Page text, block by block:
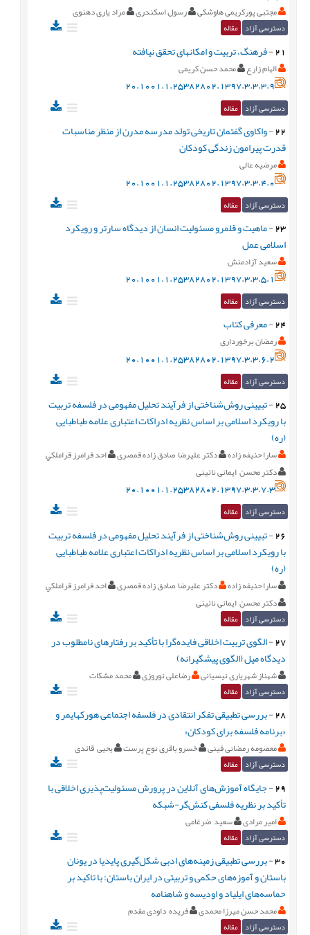
مجتبی پورکریمی هاوشکی رسول اسکندری مراد یاری دهنوی
دسترسی آزاد مقاله
21
-فرهنگ، تربیت و امکانهای تحقق نیافته
الهام زارع محمد حسن کریمی
20.1001.1.25382802.1397.3.3.3.9
دسترسی آزاد مقاله
22
-واکاوی گفتمان تاریخی تولد مدرسه مدرن از منظر مناسبات
قدرت پیرامون زندگی کودکان
مرضیه عالی
20.1001.1.25382802.1397.3.3.4.0
دسترسی آزاد مقاله
23
-ماهیت و قلمرو مسئولیت انسان از دیدگاه سارتر و رویکرد
اسلامی عمل
سعید آزادمنش
20.1001.1.25382802.1397.3.3.5.1
دسترسی آزاد مقاله
24
-معرفی کتاب
رمضان برخورداری
20.1001.1.25382802.1397.3.3.6.2
دسترسی آزاد مقاله
25
-تبیینی روش‌شناختی از فرآیند تحلیل مفهومی در فلسفه تربیت
با رویکرد اسلامی بر اساس نظریه ادراكات اعتباری علامه طباطبایی
(ره)
سارا حنيفه زاده دکتر علیرضا صادق زاده قمصری
احد فرامرز قراملكي
دکتر محسن ایمانی نائینی
20.1001.1.25382802.1397.3.3.7.3
دسترسی آزاد مقاله
26
-تبیینی روش‌شناختی از فرآیند تحلیل مفهومی در فلسفه تربیت
با رویکرد اسلامی بر اساس نظریه ادراكات اعتباری علامه طباطبایی
(ره)
سارا حنيفه زاده دکتر علیرضا صادق زاده قمصری
احد فرامرز قراملكي
دکتر محسن ایمانی نائینی
دسترسی آزاد مقاله
27
-الگوی تربیت اخلاقی فایده‌گرا با تأکید بر رفتارهای نامطلوب در
دیدگاه میل (الگوی پیشگیرانه)
شهناز شهریاری نیسیانی رضاعلی نوروزی محمد مشکات
دسترسی آزاد مقاله
28
-بررسی تطبیقی تفکر انتقادی در فلسفه اجتماعی هورکهایمر و
«برنامه فلسفه برای کودکان»
معصومه رمضانی فینی خسرو باقری نوع پرست یحیی قائدی
دسترسی آزاد مقاله
29
-جایگاه آموزش‌‌های آنلاین در پرورش مسئولیت‌پذیری اخلاقی با
تأکید بر نظریه‌ فلسفی‌ کنش‌گر-شبکه
امیر مرادی سعید ضرغامی
دسترسی آزاد مقاله
30
-بررسی تطبیقی زمینه‌های ادبی شکل‌گیری پایدیا در یونان
باستان و آموزه‌های حکمی و تربیتی در ایران باستان: با تاکید بر
حماسه‌های ایلیاد و اودیسه و شاهنامه
محمد حسن میرزا محمدی فریده داودی مقدم
دسترسی آزاد مقاله